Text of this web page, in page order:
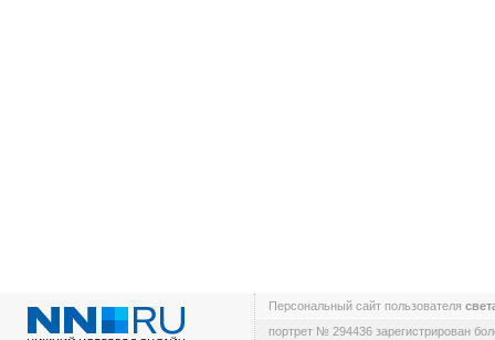
Персональный сайт пользователя
портрет № 294436 зарегистрирован